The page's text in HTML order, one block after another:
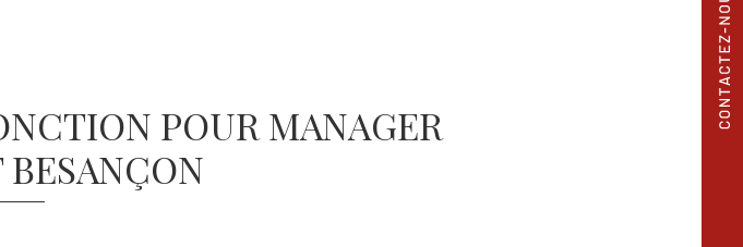
POUR MANAGER